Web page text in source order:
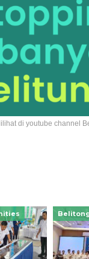
di youtube channel